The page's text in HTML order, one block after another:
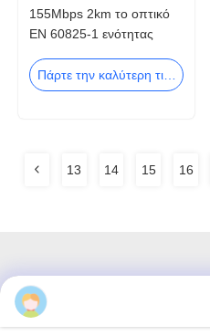
155Mbps 2km το οπτικό
EN 60825-1 ενότητας
SFP
Πάρτε την καλύτερη τιμή
13 14 15 16
3F, τετράγωνο #7, GS